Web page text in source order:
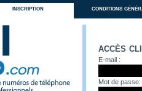
inscription conditions
accès
E-mail :
Mot de passe: